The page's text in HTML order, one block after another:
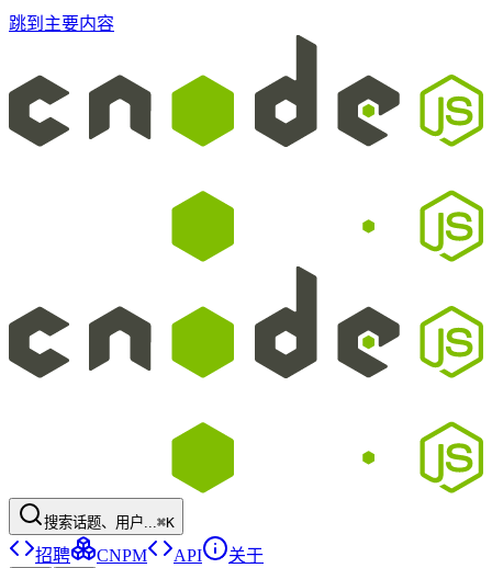
跳到主要内容
搜索话题、用户...⌘K
招聘 CNPM API
关于